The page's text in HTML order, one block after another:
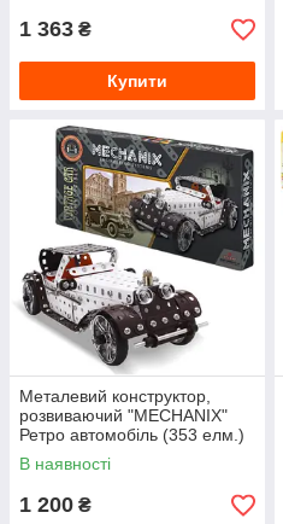
1 363 ₴
Купити
Металевий конструктор,
розвиваючий "MECHANIX"
Ретро автомобіль (353 елм.)
В наявності
1 200 ₴